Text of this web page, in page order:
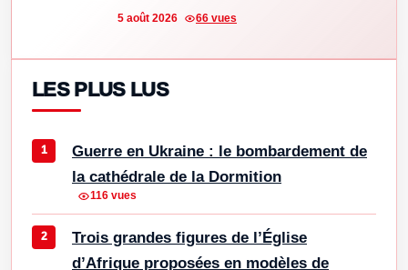
5 août 2026 66 vues
LES PLUS LUS
Guerre en Ukraine : le bombardement de
la cathédrale de la Dormition
116 vues
Trois grandes figures de l’Église
d’Afrique proposées en modèles de